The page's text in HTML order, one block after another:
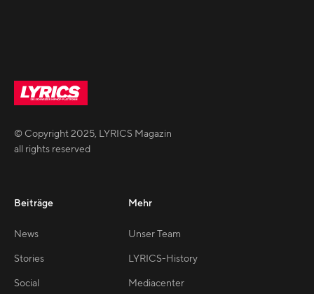
© Copyright2025, LYRICS Magazin
all rights reserved
Beiträge
News
Stories
Social
Mehr
Unser Team
LYRICS-History
Mediacenter